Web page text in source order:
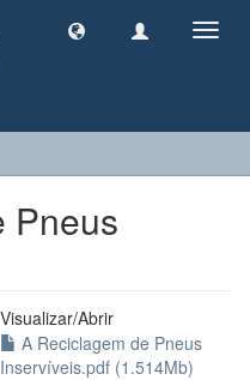
Pneus
Visualizar/Abrir
A Reciclagem de Pneus
Inservíveis.pdf (1.514Mb)